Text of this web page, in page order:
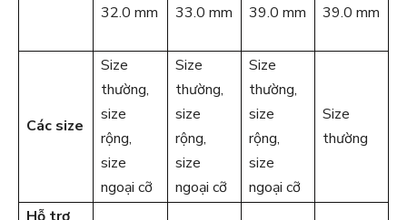
32.0 mm
33.0 mm
39.0 mm
39.0 mm
Các size
Size
thường,
size
rộng,
size
ngoại cỡ
Size
thường,
size
rộng,
size
ngoại cỡ
Size
thường,
size
rộng,
size
ngoại cỡ
Size
thường